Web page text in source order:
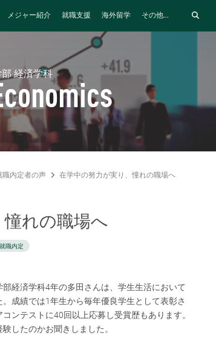
メジャー紹介 就職支援 海外留学 その他...
経済学科
職内定者の声 在学中の努力が実り、憧れの職場へ
れの職場へ
職内定
経済学科4年の多田さんは、学生生活において
成績では1年生から毎年優良学生として表彰さ
ンテストに40回以上応募し受賞歴もあります。
したのかお聞きしました。